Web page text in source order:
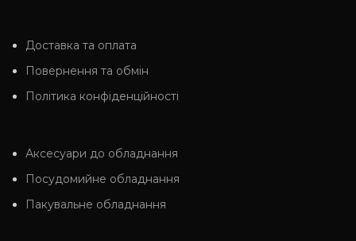
Доставка та оплата
Повернення та обмін
Політика конфіденційності
Аксесуари до обладнання
Посудомийне обладнання
Пакувальне обладнання